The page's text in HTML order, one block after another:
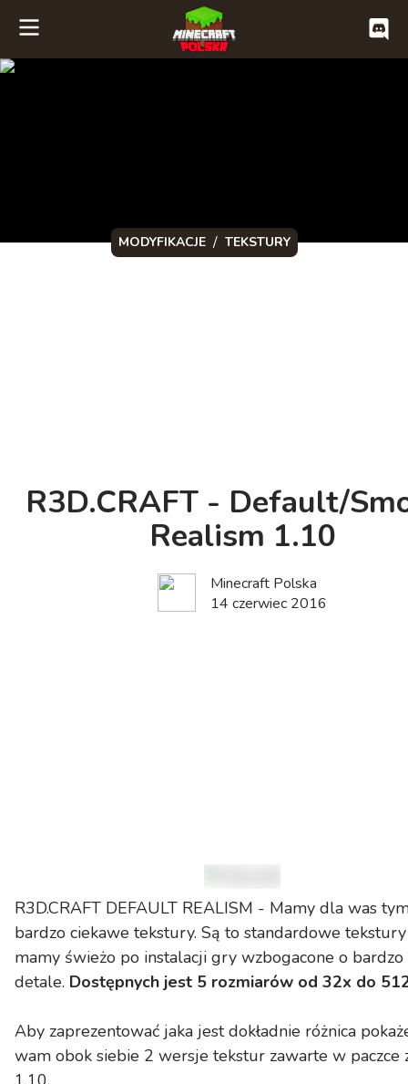
MODYFIKACJE / TEKSTURY
R3D.CRAFT - Default/
Realism 1.10
Minecraft Polska
14 czerwiec 2016
R3D.CRAFT DEFAULT REALISM - Mamy dla was
bardzo ciekawe tekstury. Są to standardowe
mamy świeżo po instalacji gry wzbogacone o
detale. Dostępnych jest 5 rozmiarów od 32x do
Aby zaprezentować jaka jest dokładnie różnica
wam obok siebie 2 wersje tekstur zawarte w paczce